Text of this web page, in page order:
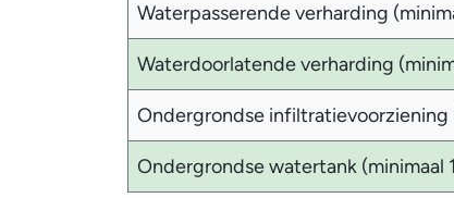
Waterpasserende verharding (
Waterdoorlatende verharding (
Ondergrondse infiltratievoorziening
Ondergrondse watertank (minimaal